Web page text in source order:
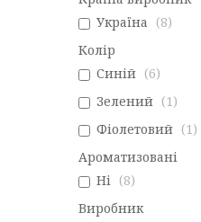
Україна
8
Колір
Синій
6
Зелений
1
Фіолетовий
1
Ароматизовані
Ні
8
Виробник